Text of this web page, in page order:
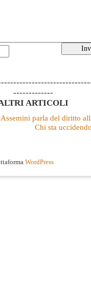
-------------
ARTICOLI
parla del diritto
Chi sta
WordPress